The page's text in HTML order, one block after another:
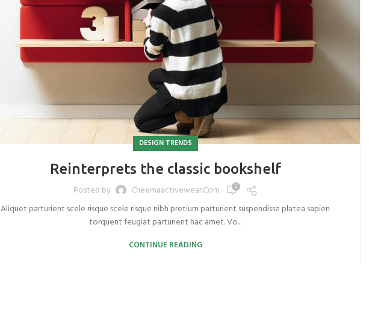
DESIGN TRENDS
Reinterprets the classic bookshelf
Posted by Cheemaactivewear.com 0
Aliquet parturient scele risque scele risque nibh pretium parturient suspendisse platea sapien
torquent feugiat parturient hac amet. Vo...
CONTINUE READING